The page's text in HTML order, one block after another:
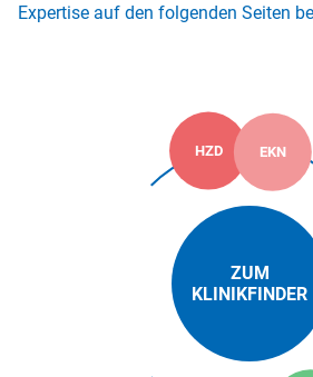
Expertise auf den folgenden Seiten
HZD EKN
ZUM
KLINIKFINDER